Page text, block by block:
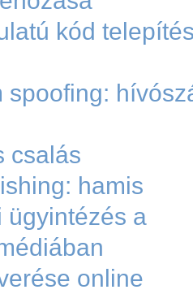
kód
spoofing:
csalás
hamis
ügyintézés a
online